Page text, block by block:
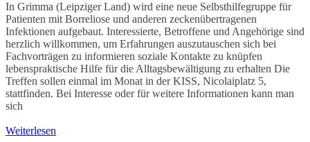
In Grimma (Leipziger Land) wird eine neue Selbsthilfegruppe für
Patienten mit Borreliose und anderen zeckenübertragenen
Infektionen aufgebaut. Interessierte, Betroffene und Angehörige sind
herzlich willkommen, um Erfahrungen auszutauschen sich bei
Fachvorträgen zu informieren soziale Kontakte zu knüpfen
lebenspraktische Hilfe für die Alltagsbewältigung zu erhalten Die
Treffen sollen einmal im Monat in der KISS, Nicolaiplatz 5,
stattfinden. Bei Interesse oder für weitere Informationen kann man
sich
Weiterlesen